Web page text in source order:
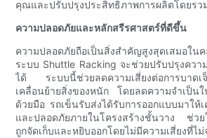
คุณและปรับปรุงประสิทธิภาพการผลิตโดยรว
ความปลอดภัยและหลักสรีรศาสตร์ที่ดีขึ้น
ความปลอดภัยถือเป็นสิ่งสำคัญสูงสุดเสมอใ
ระบบ Shuttle Racking จะช่วยปรับปรุงคว
ได้ ระบบนี้ช่วยลดความเสี่ยงต่อการบาดเจ็
เคลื่อนย้ายสิ่งของหนัก โดยลดความจำเป็น
ด้วยมือ รถเข็นรับส่งได้รับการออกแบบมาให้
และปลอดภัยภายในโครงสร้างชั้นวาง ช่วย
ถูกจัดเก็บและหยิบออกโดยไม่มีความเสี่ยงที่ไม่